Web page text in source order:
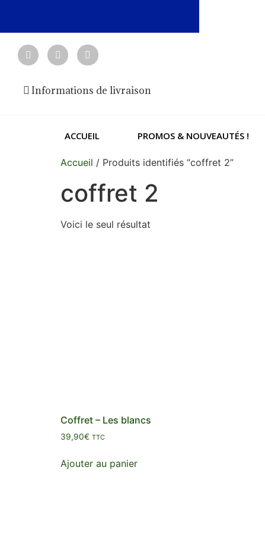
Informations de livraison
ACCUEIL PROMOS & NOUVEAUTÉS !
Accueil / Produits identifiés “coffret 2”
coffret 2
Voici le seul résultat
Coffret – Les blancs
39,90€ TTC
Ajouter au panier